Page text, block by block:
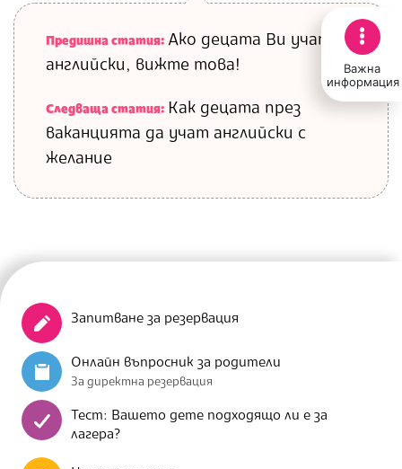
Важна
информация
Предишна статия: Ако децата Ви учат
английски, вижте това!
Следваща статия: Как децата през
ваканцията да учат английски с
желание
Запитване за резервация
Онлайн въпросник за родители
За директна резервация
Тест: Вашето дете подходящо ли е за
лагера?